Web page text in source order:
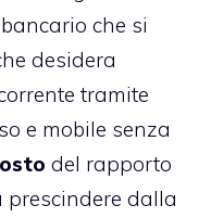
che si
desidera
tramite
e mobile senza
del rapporto
prescindere dalla